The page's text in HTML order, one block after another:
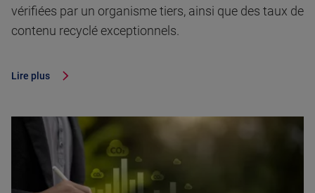
vérifiées par un organisme tiers, ainsi que des taux de
contenu recyclé exceptionnels.
Lire plus